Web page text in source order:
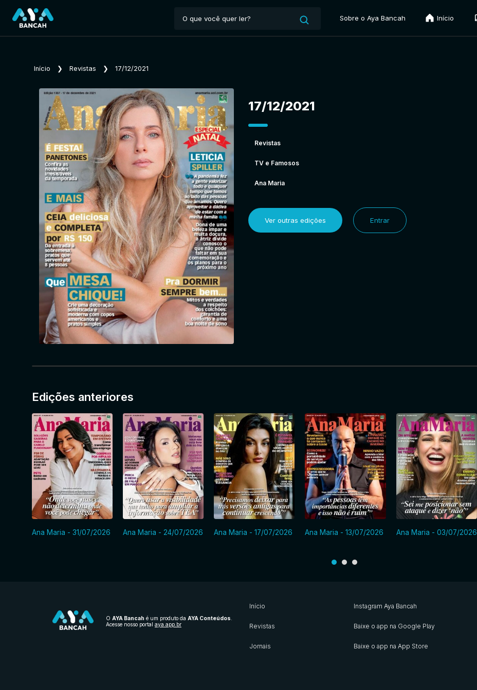
Sobre o Aya Bancah Início
Início ❯ Revistas ❯ 17/12/2021
17/12/2021
Revistas
TV e Famosos
Ana Maria
Ver outras edições Entrar
Edições anteriores
Ana Maria - 31/07/2026 Ana Maria - 24/07/2026 Ana Maria - 17/07/2026 Ana Maria - 13/07/2026 Ana Maria - 03/07/2026
O AYA Bancah é um produto da AYA Conteúdos
Acesse nosso portal aya.app.br
Início
Revistas
Jornais
Instagram Aya Bancah
Baixe o app na Google Play
Baixe o app na App Store